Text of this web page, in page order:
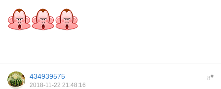
8#
434939575
2018-11-22 21:48:16